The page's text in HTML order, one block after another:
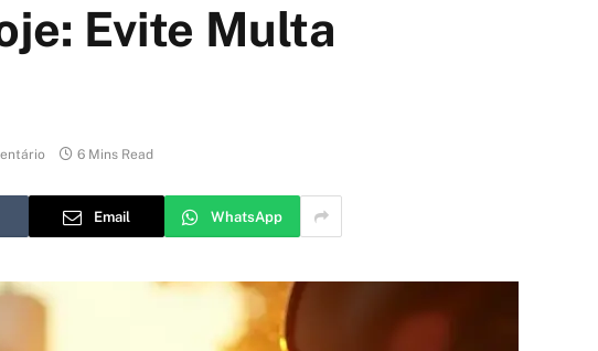
Evite Multa
6 Mins Read
Email WhatsApp